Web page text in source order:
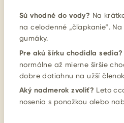
Sú vhodné do vody? Na
na celodenné „čľapkanie“.
gumáky.
Pre akú šírku chodidla sedia?
normálne až mierne širšie
dobre dotiahnu na užší
Aký nadmerok zvoliť? Leto
nosenia s ponožkou alebo